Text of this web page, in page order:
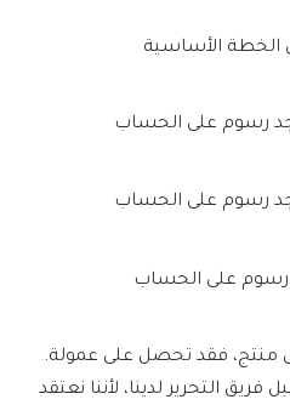
الخطة الأساسية
رسوم على الحساب
منتج، فقد تحصل على عمولة.
التحرير لدينا، لأننا نعتقد